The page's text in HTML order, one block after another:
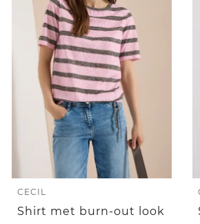
CECIL
Shirt met burn-out look